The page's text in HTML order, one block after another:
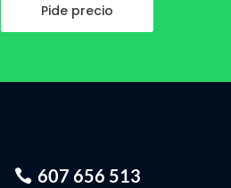
Pide precio
607 656 513